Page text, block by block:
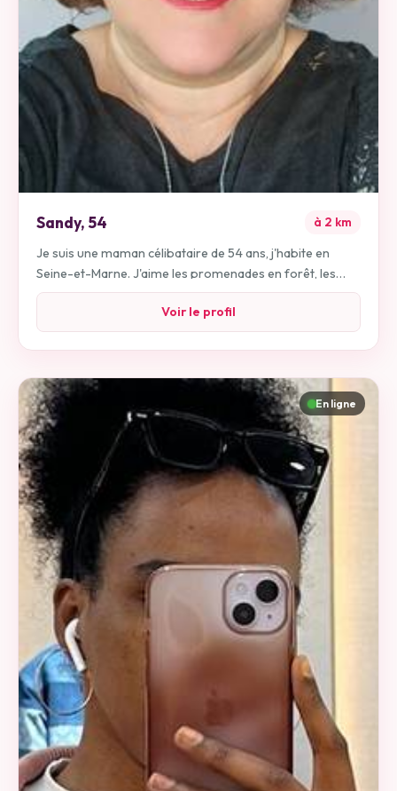
Sandy,54 à 2 km
Je suis une maman célibataire de 54 ans, j'habite en
Seine-et-Marne. J'aime les promenades en forêt, les
concerts, la musique, le cinéma, les sorties entre amis et
plaisir de vous lire.
Voir le profil
En ligne